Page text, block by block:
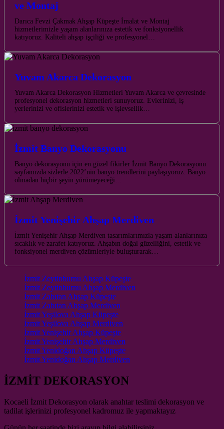
ve Montaj
Darıca Fevzi Çakmak Ahşap Küpeşte İmalat ve Montaj
hizmetlerimizle yaşam alanlarınıza estetik ve fonksiyonellik
katıyoruz. Kaliteli ahşap işçiliği ve profesyonel…
Yuvam Akarca Dekorasyon
Yuvam Akarca Dekorasyon Hizmetleri Yuvam Akarca ve çevresinde
profesyonel dekorasyon hizmetleri sunuyoruz. Evlerinizi, iş
yerlerinizi ve ofislerinizi estetik ve işlevsellik…
İzmit Banyo Dekorasyonu
Banyo dekorasyonu için en güzel fikirler İzmit Banyo Dekorasyonu
sayfamızda sizlerle 2022’nin banyo trendlerini paylaşıyoruz. Banyo
olmadan hiçbir şeyin yürümeyeceği…
İzmit Yenişehir Ahşap Merdiven
İzmit Yenişehir Ahşap Merdiven tasarımlarımızla yaşam alanlarınıza
sıcaklık ve zarafet katıyoruz. Ahşabın doğal güzelliğini, estetik ve
fonksiyonel merdiven çözümleriyle buluşturarak…
İzmit Zeytinburnu Ahşap Küpeşte
İzmit Zeytinburnu Ahşap Merdiven
İzmit Zabıtan Ahşap Küpeşte
İzmit Zabıtan Ahşap Merdiven
İzmit Yeşilova Ahşap Küpeşte
İzmit Yeşilova Ahşap Merdiven
İzmit Yenişehir Ahşap Küpeşte
İzmit Yenişehir Ahşap Merdiven
İzmit Yenidoğan Ahşap Küpeşte
İzmit Yenidoğan Ahşap Merdiven
İZMİT DEKORASYON
Kocaeli İzmit Dekorasyon olarak anahtar teslimi dekorasyon ve
tadilat işlerinizi profesyonel kadromuz ile yapmaktayız